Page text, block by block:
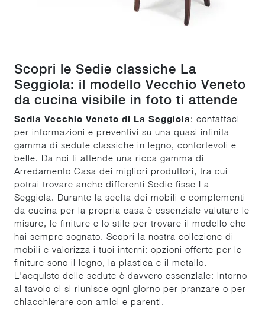
Scopri le Sedie classiche La
Seggiola: il modello Vecchio Veneto
da cucina visibile in foto ti attende
Sedia Vecchio Veneto di La Seggiola: contattaci
per informazioni e preventivi su una quasi infinita
gamma di sedute classiche in legno, confortevoli e
belle. Da noi ti attende una ricca gamma di
Arredamento Casa dei migliori produttori, tra cui
potrai trovare anche differenti Sedie fisse La
Seggiola. Durante la scelta dei mobili e complementi
da cucina per la propria casa è essenziale valutare le
misure, le finiture e lo stile per trovare il modello che
hai sempre sognato. Scopri la nostra collezione di
mobili e valorizza i tuoi interni: opzioni offerte per le
finiture sono il legno, la plastica e il metallo.
L'acquisto delle sedute è davvero essenziale: intorno
al tavolo ci si riunisce ogni giorno per pranzare o per
chiacchierare con amici e parenti.